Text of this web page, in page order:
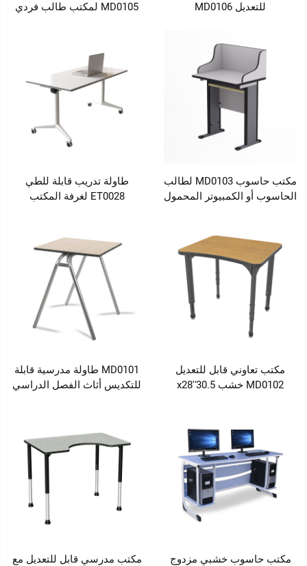
للتعديل MD0106
MD0105 لمكتب طالب فردي
مكتب حاسوب MD0103 لطالب
الحاسوب أو الكمبيوتر المحمول
طاولة تدريب قابلة للطي
ET0028 لغرفة المكتب
مكتب تعاوني قابل للتعديل
MD0102 خشب 30.5''x28
MD0101 طاولة مدرسية قابلة
للتكديس أثاث الفصل الدراسي
مكتب حاسوب خشبي مزدوج
مكتب مدرسي قابل للتعديل مع